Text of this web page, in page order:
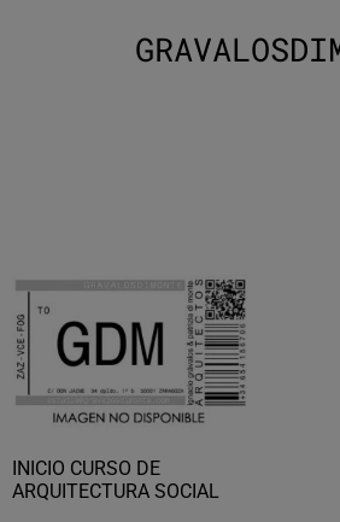
INICIO CURSO DE
ARQUITECTURA SOCIAL